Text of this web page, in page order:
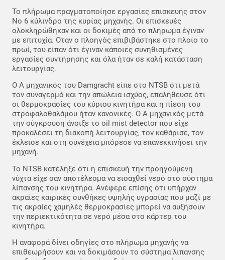
Το πλήρωμα πραγματοποίησε εργασίες επισκευής στον
Νο 6 κύλινδρο της κυρίας μηχανής. Οι επισκευές
ολοκληρώθηκαν και οι δοκιμές από το πλήρωμα έγιναν
με επιτυχία. Όταν ο πλοηγός επιβιβάστηκε στο πλοίο το
πρωί, του είπαν ότι έγιναν κάποιες συνηθισμένες
εργασίες συντήρησης και όλα ήταν σε καλή κατάσταση
λειτουργίας.
Ο Α μηχανικός του Damgracht είπε στο NTSB ότι μετά
τον συναγερμό και την απώλεια ισχύος, επαλήθευσε ότι
οι θερμοκρασίες του κύριου κινητήρα και η πίεση του
στροφαλοθαλάμου ήταν κανονικές. Ο Α μηχανικός μετά
την σύγκρουση άνοιξε το oil mist detector που είχε
προκαλέσει τη διακοπή λειτουργίας, τον καθάρισε, τον
έκλεισε και στη συνέχεια μπόρεσε να επανεκκινήσει την
μηχανή.
Το NTSB κατέληξε ότι η επισκευή την προηγούμενη
νύχτα είχε σαν αποτέλεσμα να εισαχθεί νερό στο σύστημα
λίπανσης του κινητήρα. Ανέφερε επίσης ότι υπήρχαν
ακραίες καιρικές συνθήκες υψηλής υγρασίας που μαζί με
τις ακραίες χαμηλές θερμοκρασίες μπορεί να αυξήσουν
την περιεκτικότητα σε νερό μέσα στο κάρτερ του
κινητήρα.
Η αναφορά δίνει οδηγίες στο πλήρωμα μηχανής να
επιθεωρήσουν και να δοκιμάσουν το σύστημα λιπανσης